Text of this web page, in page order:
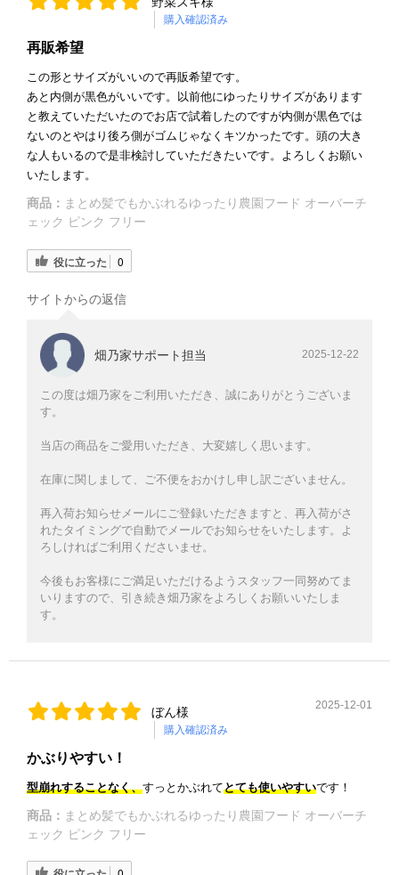
購入確認済み
再販希望
この形とサイズがいいので再販希望です。
あと内側が黒色がいいです。以前他にゆったりサイズがあります
と教えていただいたのでお店で試着したのですが内側が黒色では
ないのとやはり後ろ側がゴムじゃなくキツかったです。頭の大き
な人もいるので是非検討していただきたいです。よろしくお願い
いたします。
商品： まとめ髪でもかぶれるゆったり農園フード オーバーチ
ェック ピンク フリー
役に立った 0
サイトからの返信
畑乃家サポート担当 2025-12-22
この度は畑乃家をご利用いただき、誠にありがとうございま
す。
当店の商品をご愛用いただき、大変嬉しく思います。
在庫に関しまして、ご不便をおかけし申し訳ございません。
再入荷お知らせメールにご登録いただきますと、再入荷がさ
れたタイミングで自動でメールでお知らせをいたします。よ
ろしければご利用くださいませ。
今後もお客様にご満足いただけるようスタッフ一同努めてま
いりますので、引き続き畑乃家をよろしくお願いいたしま
す。
ぼん様
購入確認済み
2025-12-01
かぶりやすい！
型崩れすることなく、すっとかぶれてとても使いやすいです！
商品： まとめ髪でもかぶれるゆったり農園フード オーバーチ
ェック ピンク フリー